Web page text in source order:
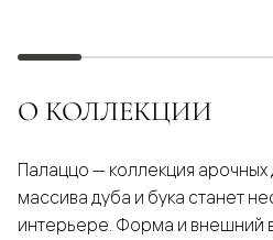
О КОЛЛЕКЦИИ
Палаццо — коллекция
массива дуба и бука станет
интерьере. Форма и внешний